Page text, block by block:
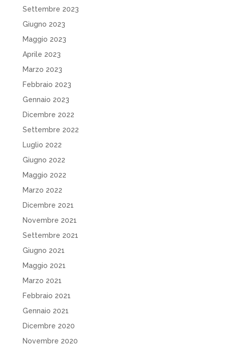
Settembre 2023
Giugno 2023
Maggio 2023
Aprile 2023
Marzo 2023
Febbraio 2023
Gennaio 2023
Dicembre 2022
Settembre 2022
Luglio 2022
Giugno 2022
Maggio 2022
Marzo 2022
Dicembre 2021
Novembre 2021
Settembre 2021
Giugno 2021
Maggio 2021
Marzo 2021
Febbraio 2021
Gennaio 2021
Dicembre 2020
Novembre 2020